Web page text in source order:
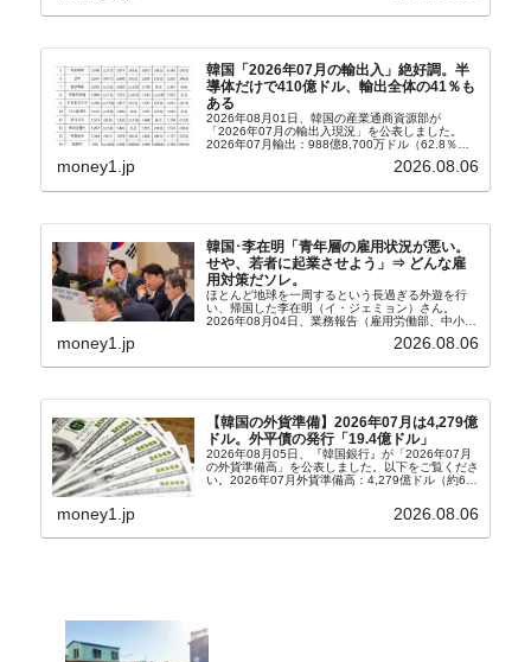
韓国「2026年07月の輸出入」絶好調。半
導体だけで410億ドル、輸出全体の41％も
ある
2026年08月01日、韓国の産業通商資源部が
「2026年07月の輸出入現況」を公表しました。
2026年07月輸出：988億8,700万ドル（62.8％）
輸入：685億6,300万ドル（26.5％）貿易収支：
money1.jp 2026.08.06
韓国･李在明「青年層の雇用状況が悪い。
せや、若者に起業させよう」⇒ どんな雇
用対策だソレ。
ほとんど地球を一周するという長過ぎる外遊を行
い、帰国した李在明（イ・ジェミョン）さん。
2026年08月04日、業務報告（雇用労働部、中小ベ
上、韓国大統領に成りおおせた李在明（イ・ジェミ
money1.jp 2026.08.06
【韓国の外貨準備】2026年07月は4,279億
ドル。外平債の発行「19.4億ドル」
2026年08月05日、『韓国銀行』が「2026年07月
の外貨準備高」を公表しました。以下をご覧くださ
い。2026年07月外貨準備高：4,279億ドル（約67
money1.jp 2026.08.06